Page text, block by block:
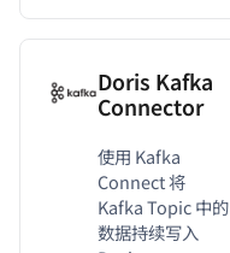
Doris Kafka
Connector
使用 Kafka
Connect 将
Kafka Topic 中的
数据持续写入